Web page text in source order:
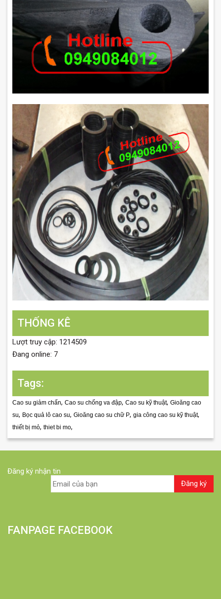
THỐNG KÊ
Lượt truy cập: 1214509
Đang online: 7
Tags:
Cao su giảm chấn, Cao su chống va đập, Cao su kỹ thuật, Gioăng cao
su, Bọc quả lô cao su, Gioăng cao su chữ P, gia công cao su kỹ thuật,
thiết bị mỏ, thiet bi mo,
Đăng ký nhận tin
FANPAGE FACEBOOK